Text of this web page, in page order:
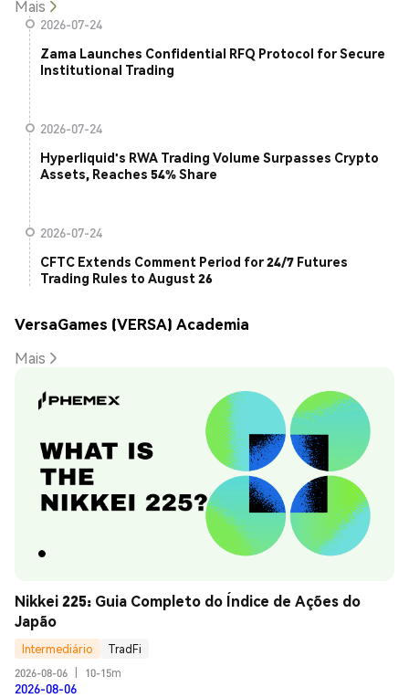
Mais
2026-07-24
Zama Launches Confidential RFQ Protocol for Secure
Institutional Trading
2026-07-24
Hyperliquid's RWA Trading Volume Surpasses Crypto
Assets, Reaches 54% Share
2026-07-24
CFTC Extends Comment Period for 24/7 Futures
Trading Rules to August 26
VersaGames (VERSA) Academia
Mais
Nikkei 225: Guia Completo do Índice de Ações do
Japão
Intermediário
TradFi
2026-08-06
10-15m
2026-08-06